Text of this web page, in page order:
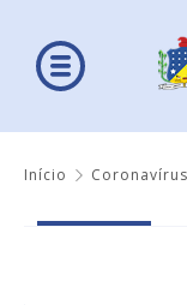
Início Coronavírus